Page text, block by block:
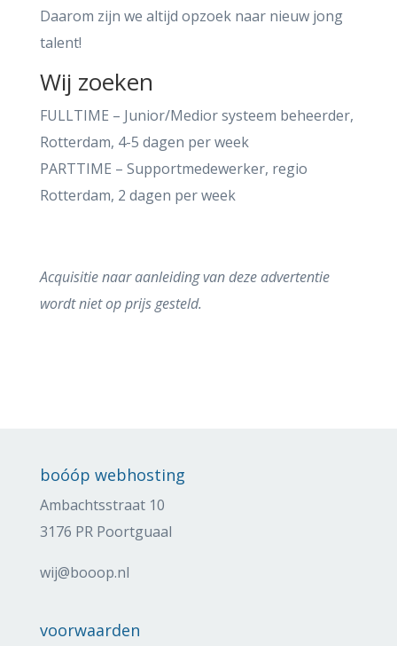
Daarom zijn we altijd opzoek naar nieuw jong
talent!
Wij zoeken
FULLTIME – Junior/Medior systeem beheerder,
Rotterdam, 4-5 dagen per week
PARTTIME – Supportmedewerker, regio
Rotterdam, 2 dagen per week
Acquisitie naar aanleiding van deze advertentie
wordt niet op prijs gesteld.
boóóp webhosting
Ambachtsstraat 10
3176 PR Poortguaal
wij@booop.nl
voorwaarden